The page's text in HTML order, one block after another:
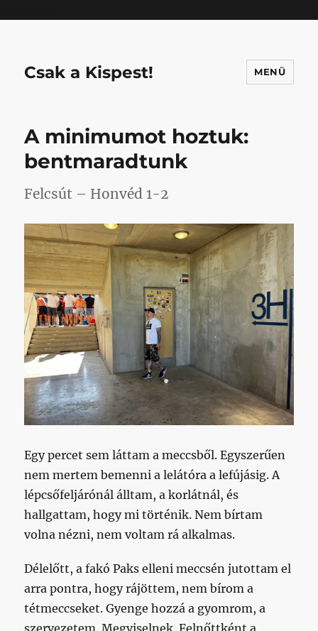
Csak a Kispest! MENÜ
A minimumot hoztuk:
bentmaradtunk
Felcsút – Honvéd 1-2
Egy percet sem láttam a meccsből. Egyszerűen
nem mertem bemenni a lelátóra a lefújásig. A
lépcsőfeljárónál álltam, a korlátnál, és
hallgattam, hogy mi történik. Nem bírtam
volna nézni, nem voltam rá alkalmas.
Délelőtt, a fakó Paks elleni meccsén jutottam el
arra pontra, hogy rájöttem, nem bírom a
tétmeccseket. Gyenge hozzá a gyomrom, a